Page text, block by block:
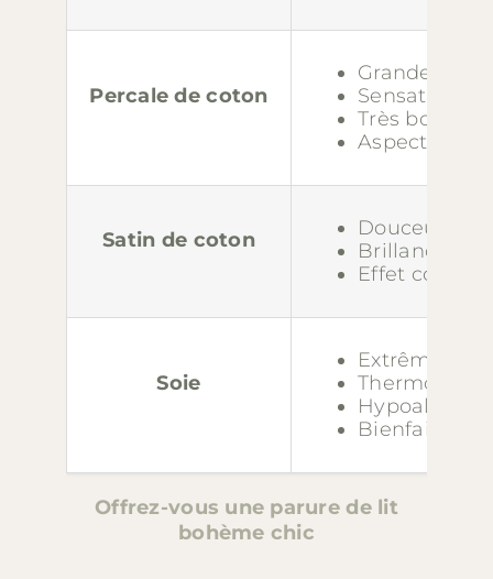
Percale de coton
Grande
Sensation
Très bonne
Aspect mat
Satin de coton
Douceur
Brillance
Effet cocon
Soie
Extrême
Bienfaits
Offrez-vous une parure de lit
bohème chic